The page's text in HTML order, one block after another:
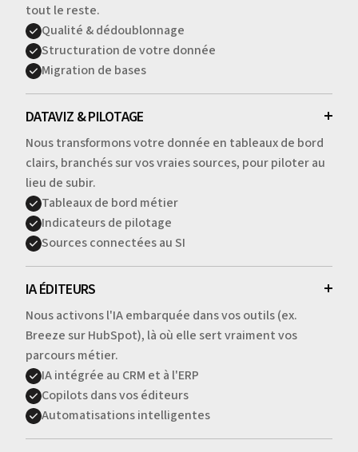
tout le reste.
Qualité & dédoublonnage
Structuration de votre donnée
Migration de bases
DATAVIZ & PILOTAGE
Nous transformons votre donnée en tableaux de bord
clairs, branchés sur vos vraies sources, pour piloter au
lieu de subir.
Tableaux de bord métier
Indicateurs de pilotage
Sources connectées au SI
IA ÉDITEURS
Nous activons l'IA embarquée dans vos outils (ex.
Breeze sur HubSpot), là où elle sert vraiment vos
parcours métier.
IA intégrée au CRM et à l'ERP
Copilots dans vos éditeurs
Automatisations intelligentes